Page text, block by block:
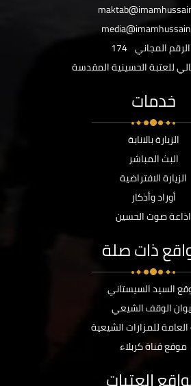
الرقم المجاني 174
للعتبة الحسينية المقدسة
خدمات
الزيارة بالانابة
البث المباشر
الزيارة الافتراضية
أوراد وأذكار
اذاعة صوت الحسين
ذات صلة
السيد السيستاني
الوقف الشيعي
العامة للمزارات الشيعية
موقع قناة كربلاء